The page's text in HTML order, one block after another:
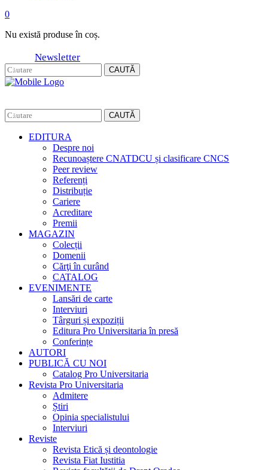
0
Nu există produse în coș.
Newsletter
CAUTĂ
CAUTĂ
EDITURA
Despre noi
Recunoaștere CNATDCU și clasificare CNCS
Peer review
Referenți
Distribuție
Cariere
Acreditare
Premii
MAGAZIN
Colecții
Domenii
Cărţi în curând
CATALOG
EVENIMENTE
Lansări de carte
Interviuri
Târguri și expoziții
Editura Pro Universitaria în presă
Conferințe
AUTORI
PUBLICĂ CU NOI
Catalog Pro Universitaria
Revista Pro Universitaria
Admitere
Știri
Opinia specialistului
Interviuri
Reviste
Revista Etică și deontologie
Revista Fiat Iustitia